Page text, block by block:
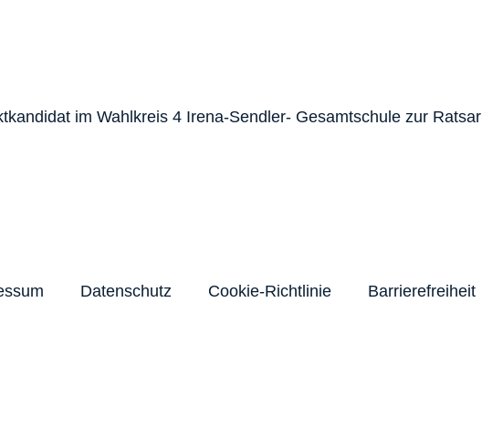
im Wahlkreis 4 Irena-Sendler- Gesamtschule zur
Datenschutz Cookie-Richtlinie Barrierefreiheit